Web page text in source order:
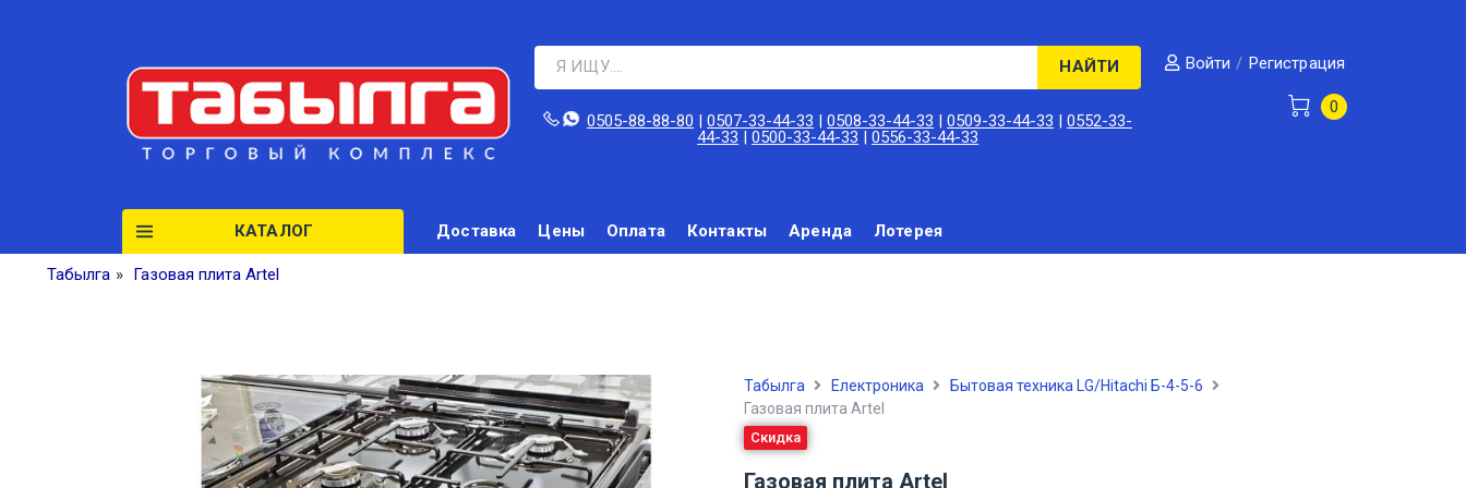
НАЙТИ
0505-88-88-80‬ |0507-33-44-33 |0508-33-44-33 |0509-33-44-33 |0552-33-
44-33 |0500-33-44-33 |0556-33-44-33
Войти / Регистрация
0
КАТАЛОГ Доставка Цены Оплата Контакты Аренда Лотерея
Табылга » Газовая плита Artel
Табылга Електроника
Бытовая техника LG/Hitachi Б-4-5-6
Газовая плита Artel
Скидка
Газовая плита Artel